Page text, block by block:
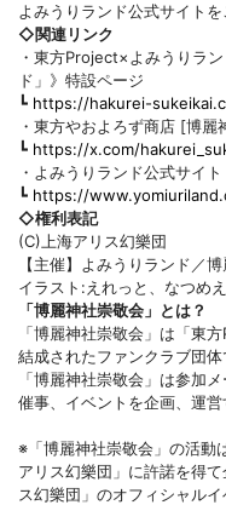
よみうりランド公式サイトを
◇関連リンク
・東方Project×よみうりラ
ド」》特設ページ
┗ https://hakurei-
・東方やおよろず商店 [博
┗ https://x.com/
・よみうりランド公式サイト
┗ https://
◇権利表記
(C)上海アリス幻樂団
【主催】よみうりランド／
イラスト:えれっと、なつめ
「博麗神社崇敬会」とは？
「博麗神社崇敬会」は「東
結成されたファンクラブ団体
「博麗神社崇敬会」は参加
催事、イベントを企画、運
※「博麗神社崇敬会」の活動
アリス幻樂団」に許諾を得
ス幻樂団」のオフィシャル